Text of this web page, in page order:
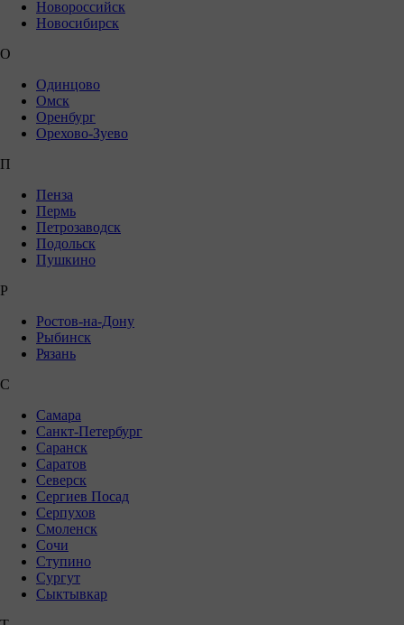
Новороссийск
Новосибирск
О
Одинцово
Омск
Оренбург
Орехово-Зуево
П
Пенза
Пермь
Петрозаводск
Подольск
Пушкино
Р
Ростов-на-Дону
Рыбинск
Рязань
С
Самара
Санкт-Петербург
Саранск
Саратов
Северск
Сергиев Посад
Серпухов
Смоленск
Сочи
Ступино
Сургут
Сыктывкар